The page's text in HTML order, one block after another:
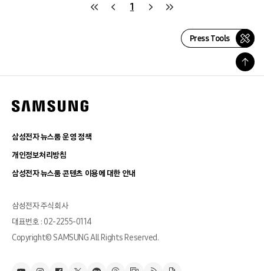
1
Press Tools
삼성전자 뉴스룸 운영 정책
개인정보처리방침
삼성전자 뉴스룸 콘텐츠 이용에 대한 안내
삼성전자 주식회사
대표번호 : 02-2255-0114
Copyright© SAMSUNG All Rights Reserved.